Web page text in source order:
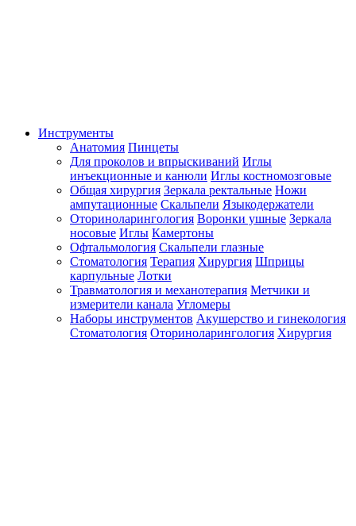
Инструменты
Анатомия Пинцеты
Для проколов и впрыскиваний Иглы
инъекционные и канюли Иглы костномозговые
Общая хирургия Зеркала ректальные Ножи
ампутационные Скальпели Языкодержатели
Оториноларингология Воронки ушные Зеркала
носовые Иглы Камертоны
Офтальмология Скальпели глазные
Стоматология Терапия Хирургия Шприцы
карпульные Лотки
Травматология и механотерапия Метчики и
измерители канала Угломеры
Наборы инструментов Акушерство и гинекология
Стоматология Оториноларингология Хирургия